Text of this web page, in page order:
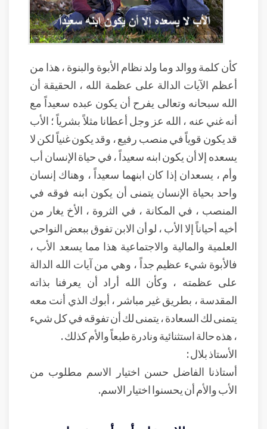
كأن كلمة ووالد وما ولد نظام الأبوة والبنوة ، هذا من
أعظم الآيات الدالة على عظمة الله ، الحقيقة أن
الله سبحانه وتعالى يفرح أن يكون عبده سعيداً مع
أنه غني عنه ، الله عز وجل أعطانا مثلاً بشرياً ؛ الأب
قد يكون قوياً في منصب رفيع ، وقد يكون غنياً لكن لا
يسعده إلا أن يكون ابنه سعيداً ، في حياة الإنسان أب
وأم ، يسعدان إذا كان ابنهما سعيداً ، وهناك إنسان
واحد بحياة الإنسان يتمنى أن يكون ابنه فوقه في
المنصب ، في المكانة ، في الثروة ، الأخ يغار من
أخيه أحياناً إلا الأب ، لو أن الابن تفوق ببعض النواحي
العلمية والمالية والاجتماعية هذا مما يسعد الأب ،
فالأبوة شيء عظيم جداً ، وهي من آيات الله الدالة
على عظمته ، وكأن الله أراد أن يعرفنا بذاته
المقدسة ، بطريق غير مباشر ، أبوك الذي أنت معه
يتمنى لك السعادة ، يتمنى لك أن تفوقه في كل شيء
، هذه حالة استثنائية ونادرة طبعاً والأم كذلك .
الأستاذ بلال :
أستاذنا الفاضل حسن اختيار الاسم مطلوب من
الأب والأم أن يحسنوا اختيار الاسم.